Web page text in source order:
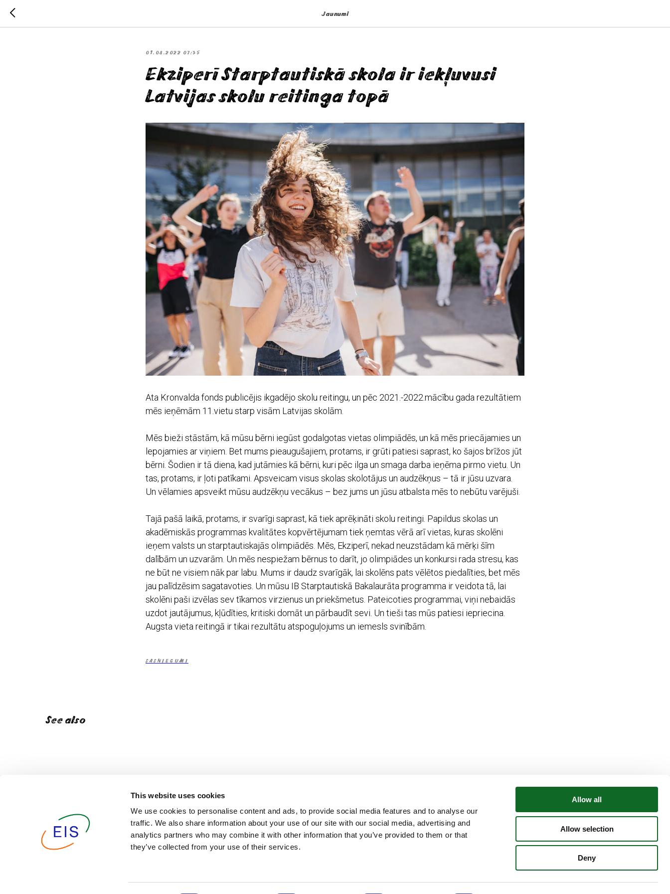
This website uses cookies
We use cookies to personalise content and ads, to provide social media features and to analyse our
traffic. We also share information about your use of our site with our social media, advertising and
analytics partners who may combine it with other information that you’ve provided to them or that
they’ve collected from your use of their services.
Allow all
Allow selection
Deny
Jaunumi
01.08.2022 07:35
Ekziperī Starptautiskā skola ir iekļuvusi
Latvijas skolu reitinga topā
Ata Kronvalda fonds publicējis ikgadējo skolu reitingu, un pēc 2021.-2022.mācību gada rezultātiem
mēs ieņēmām 11.vietu starp visām Latvijas skolām.
Mēs bieži stāstām, kā mūsu bērni iegūst godalgotas vietas olimpiādēs, un kā mēs priecājamies un
lepojamies ar viņiem. Bet mums pieaugušajiem, protams, ir grūti patiesi saprast, ko šajos brīžos jūt
bērni. Šodien ir tā diena, kad jutāmies kā bērni, kuri pēc ilga un smaga darba ieņēma pirmo vietu. Un
tas, protams, ir ļoti patīkami. Apsveicam visus skolas skolotājus un audzēkņus – tā ir jūsu uzvara.
Un vēlamies apsveikt mūsu audzēkņu vecākus – bez jums un jūsu atbalsta mēs to nebūtu varējuši.
Tajā pašā laikā, protams, ir svarīgi saprast, kā tiek aprēķināti skolu reitingi. Papildus skolas un
akadēmiskās programmas kvalitātes kopvērtējumam tiek ņemtas vērā arī vietas, kuras skolēni
ieņem valsts un starptautiskajās olimpiādēs. Mēs, Ekziperī, nekad neuzstādam kā mērķi šīm
dalībām un uzvarām. Un mēs nespiežam bērnus to darīt, jo olimpiādes un konkursi rada stresu, kas
ne būt ne visiem nāk par labu. Mums ir daudz svarīgāk, lai skolēns pats vēlētos piedalīties, bet mēs
jau palīdzēsim sagatavoties. Un mūsu IB Starptautiskā Bakalaurāta programma ir veidota tā, lai
skolēni paši izvēlas sev tīkamos virzienus un priekšmetus. Pateicoties programmai, viņi nebaidās
uzdot jautājumus, kļūdīties, kritiski domāt un pārbaudīt sevi. Un tieši tas mūs patiesi iepriecina.
Augsta vieta reitingā ir tikai rezultātu atspoguļojums un iemesls svinībām.
SASNIEGUMI
See also
Izcils mūsu skolnieces panākums